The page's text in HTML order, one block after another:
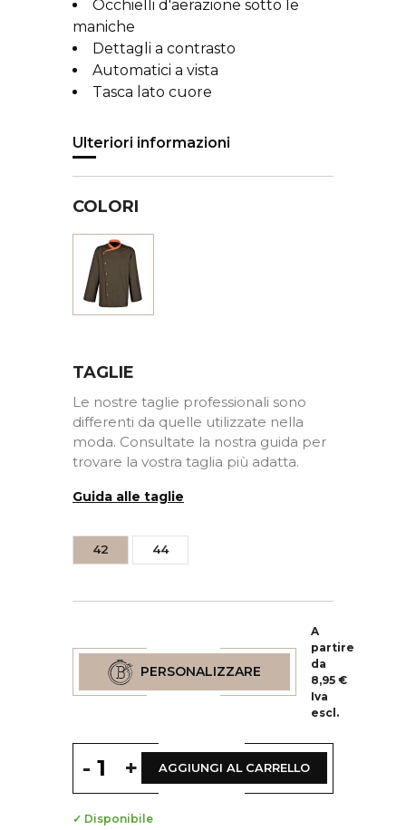
Occhielli d'aerazione sotto le
maniche
Dettagli a contrasto
Automatici a vista
Tasca lato cuore
Ulteriori informazioni
COLORI
TAGLIE
Le nostre taglie professionali sono
differenti da quelle utilizzate nella
moda. Consultate la nostra guida per
trovare la vostra taglia più adatta.
Guida alle taglie
42 44
PERSONALIZZARE
A
partire
da
8,95 €
Iva
escl.
- + AGGIUNGI AL CARRELLO
✓ Disponibile